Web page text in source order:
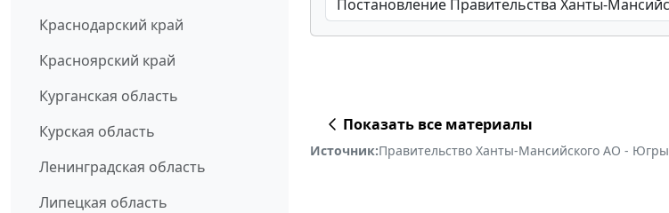
Краснодарский край
Красноярский край
Курганская область
Курская область
Ленинградская область
Липецкая область
Показать все материалы
Источник:Правительство Ханты-Мансийского АО - Югры